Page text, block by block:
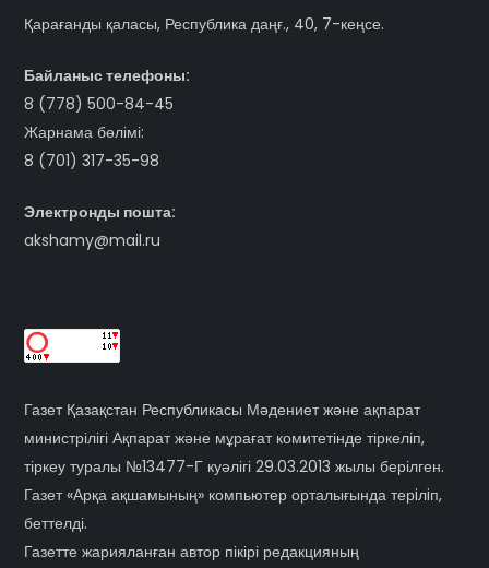
Қарағанды қаласы, Республика даңғ., 40, 7-кеңсе.
Байланыс телефоны:
8 (778) 500-84-45
Жарнама бөлімі:
8 (701) 317-35-98
Электронды пошта:
akshamy@mail.ru
Газет Қазақстан Республикасы Мәдениет және ақпарат
министрілігі Ақпарат және мұрағат комитетінде тіркеліп,
тіркеу туралы №13477-Г куәлігі 29.03.2013 жылы берілген.
Газет «Арқа ақшамының» компьютер орталығында терiлiп,
беттелді.
Газетте жарияланған автор пікірі редакцияның